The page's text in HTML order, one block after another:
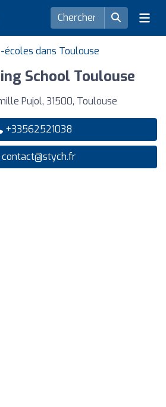
écoles dans Toulouse
School Toulouse
Pujol, 31500, Toulouse
+33562521038
contact@stych.fr